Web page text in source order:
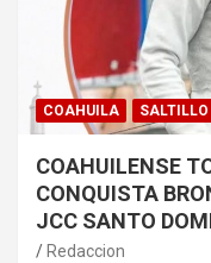
COAHUILA SALTILLO
COAHUILENSE
CONQUISTA
JCC SANTO
Redaccion